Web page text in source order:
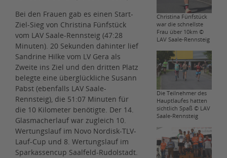
Bei den Frauen gab es einen Start-
Ziel-Sieg von Christina Fünfstück
vom LAV Saale-Rennsteig (47:28
Minuten). 20 Sekunden dahinter lief
Sandrine Hilke vom LV Gera als
Zweite ins Ziel und den dritten Platz
belegte eine überglückliche Susann
Pabst (ebenfalls LAV Saale-
Rennsteig), die 51:07 Minuten für
die 10 Kilometer benötigte. Der 14.
Glasmacherlauf war zugleich 10.
Wertungslauf im Novo Nordisk-TLV-
Lauf-Cup und 8. Wertungslauf im
Sparkassencup Saalfeld-Rudolstadt.
Christina Fünfstück
war die schnellste
Frau über 10km ©
LAV Saale-Rennsteig
Die Teilnehmer des
Hauptlaufes hatten
sichtlich Spaß © LAV
Saale-Rennsteig